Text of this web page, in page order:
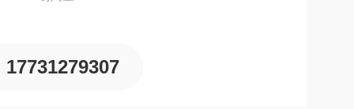
17731279307